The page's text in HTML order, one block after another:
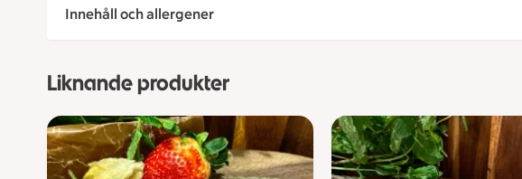
Innehåll och allergener
Liknande produkter